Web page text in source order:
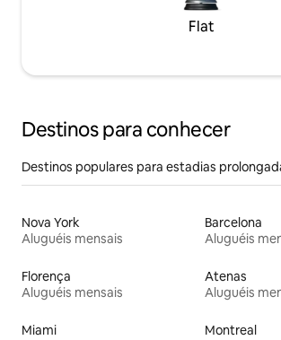
Flat
Destinos para conhecer
Destinos populares para estadias
Nova York
Aluguéis mensais
Barcelona
Aluguéis
Florença
Aluguéis mensais
Atenas
Aluguéis
Miami
Montreal